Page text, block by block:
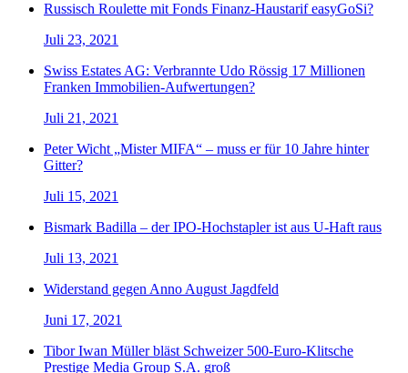
Russisch Roulette mit Fonds Finanz-Haustarif easyGoSi?
Juli 23, 2021
Swiss Estates AG: Verbrannte Udo Rössig 17 Millionen
Franken Immobilien-Aufwertungen?
Juli 21, 2021
Peter Wicht „Mister MIFA“ – muss er für 10 Jahre hinter
Gitter?
Juli 15, 2021
Bismark Badilla – der IPO-Hochstapler ist aus U-Haft raus
Juli 13, 2021
Widerstand gegen Anno August Jagdfeld
Juni 17, 2021
Tibor Iwan Müller bläst Schweizer 500-Euro-Klitsche
Prestige Media Group S.A. groß